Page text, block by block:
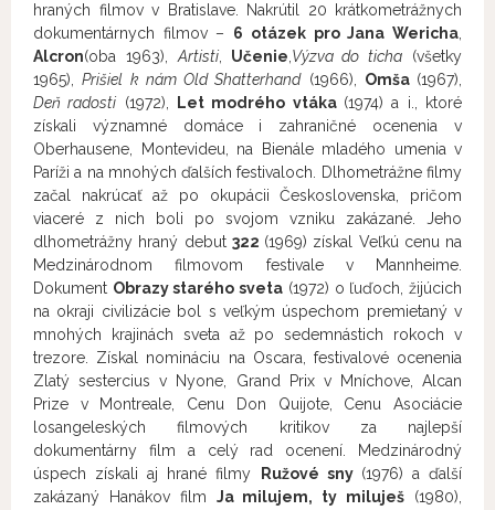
hraných filmov v Bratislave. Nakrútil 20 krátkometrážnych
dokumentárnych filmov – 6 otázek pro Jana Wericha
Alcron(oba 1963), Artisti, Učenie Výzva do ticha (všetky
1965),Prišiel k nám Old Shatterhand(1966), Omša (1967),
Deň radosti (1972), Let modrého vtáka (1974) a i., ktoré
získali významné domáce i zahraničné ocenenia v
Oberhausene, Montevideu, na Bienále mladého umenia v
Paríži a na mnohých ďalších festivaloch. Dlhometrážne filmy
začal nakrúcať až po okupácii Československa, pričom
viaceré z nich boli po svojom vzniku zakázané. Jeho
dlhometrážny hraný debut 322 (1969) získal Veľkú cenu na
Medzinárodnom filmovom festivale v Mannheime.
Dokument Obrazy starého sveta (1972) o ľuďoch, žijúcich
na okraji civilizácie bol s veľkým úspechom premietaný v
mnohých krajinách sveta až po sedemnástich rokoch v
trezore. Získal nomináciu na Oscara, festivalové ocenenia
Zlatý sestercius v Nyone, Grand Prix v Mníchove, Alcan
Prize v Montreale, Cenu Don Quijote, Cenu Asociácie
losangeleských filmových kritikov za najlepší
dokumentárny film a celý rad ocenení. Medzinárodný
úspech získali aj hrané filmy
Ružové sny (1976) a ďalší
zakázaný Hanákov film Ja milujem, ty miluješ (1980),